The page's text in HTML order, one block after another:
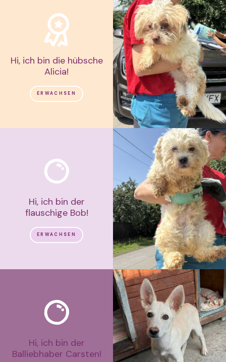
Hi, ich bin die hübsche
Alicia!
ERWACHSEN
Hi, ich bin der
flauschige Bob!
ERWACHSEN
Hi, ich bin der
Balliebhaber Carsten!